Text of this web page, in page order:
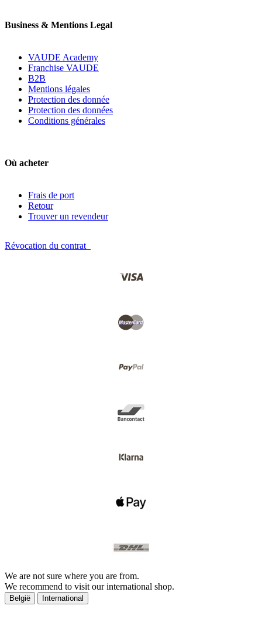
Business & Mentions Legal
VAUDE Academy
Franchise VAUDE
B2B
Mentions légales
Protection des donnée
Protection des données
Conditions générales
Où acheter
Frais de port
Retour
Trouver un revendeur
Révocation du contrat
We are not sure where you are from.
We recommend to visit our international shop.
België International